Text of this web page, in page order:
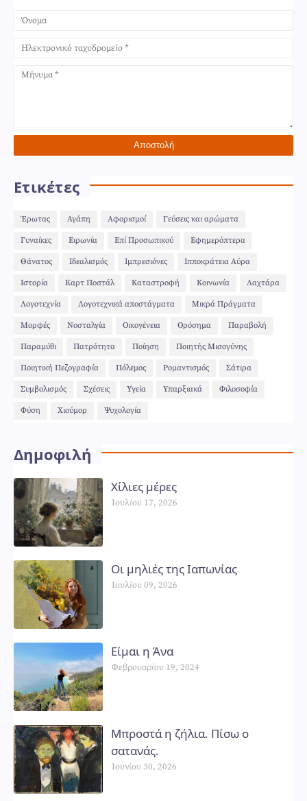
Ετικέτες
Έρωτας Αγάπη Αφορισμοί Γεύσεις και αρώματα
Γυναίκες Ειρωνία Επί Προσωπικού Εφημερόπτερα
Θάνατος Ιδεαλισμός Ιμπρεσιόνες Ιπποκράτεια Αύρα
Ιστορία Καρτ Ποστάλ Καταστροφή Κοινωνία Λαχτάρα
Λογοτεχνία Λογοτεχνικά αποστάγματα Μικρά Πράγματα
Μορφές Νοσταλγία Οικογένεια Ορόσημα Παραβολή
Παραμύθι Πατρότητα Ποίηση Ποιητής Μισογύνης
Ποιητική Πεζογραφία Πόλεμος Ρομαντισμός Σάτιρα
Συμβολισμός Σχέσεις Υγεία Υπαρξιακά Φιλοσοφία
Φύση Χιούμορ Ψυχολογία
Δημοφιλή
Χίλιες μέρες
Ιουλίου 17, 2026
Οι μηλιές της Ιαπωνίας
Ιουλίου 09, 2026
Είμαι η Άνα
Φεβρουαρίου 19, 2024
Μπροστά η ζήλια. Πίσω ο
σατανάς.
Ιουνίου 30, 2026